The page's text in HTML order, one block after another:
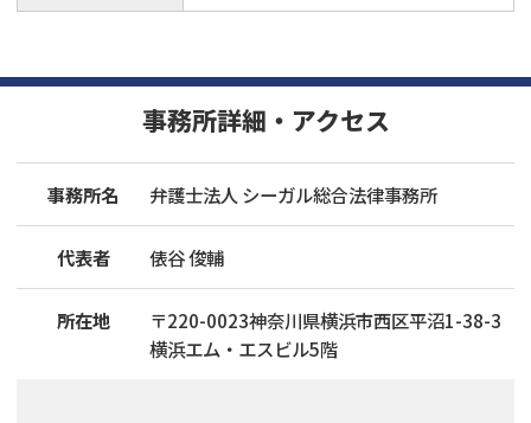
事務所詳細・アクセス
事務所名 弁護士法人 シーガル総合法律事務所
代表者 俵谷 俊輔
所在地 〒220-0023神奈川県横浜市西区平沼1-38-3
横浜エム・エスビル5階